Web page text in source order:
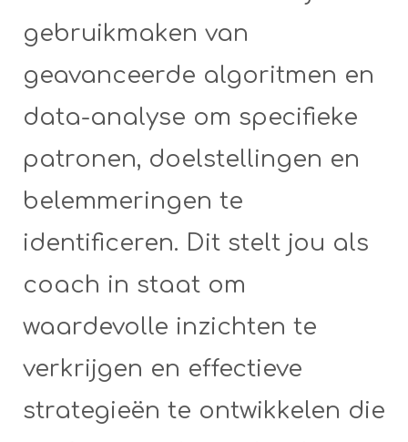
gebruikmaken van
geavanceerde algoritmen en
data-analyse om specifieke
patronen, doelstellingen en
belemmeringen te
identificeren. Dit stelt jou als
coach in staat om
waardevolle inzichten te
verkrijgen en effectieve
strategieën te ontwikkelen die